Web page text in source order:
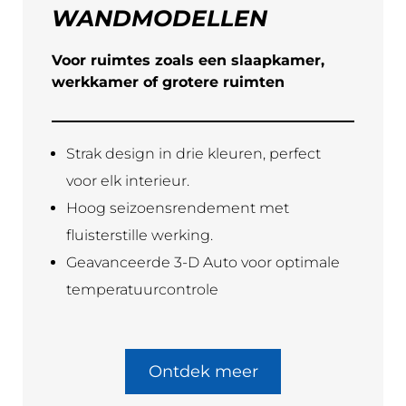
WANDMODELLEN
Voor ruimtes zoals een slaapkamer,
werkkamer of grotere ruimten
Strak design in drie kleuren, perfect
voor elk interieur.
Hoog seizoensrendement met
fluisterstille werking.
Geavanceerde 3-D Auto voor optimale
temperatuurcontrole
Ontdek meer